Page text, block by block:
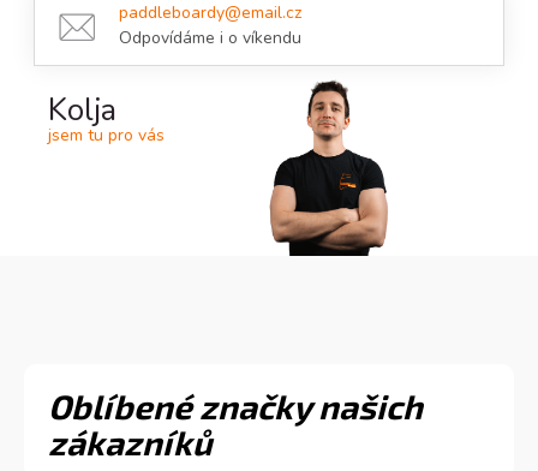
Kolja
jsem tu pro vás
paddleboardy@email.cz
Odpovídáme i o víkendu
Oblíbené značky našich
zákazníků